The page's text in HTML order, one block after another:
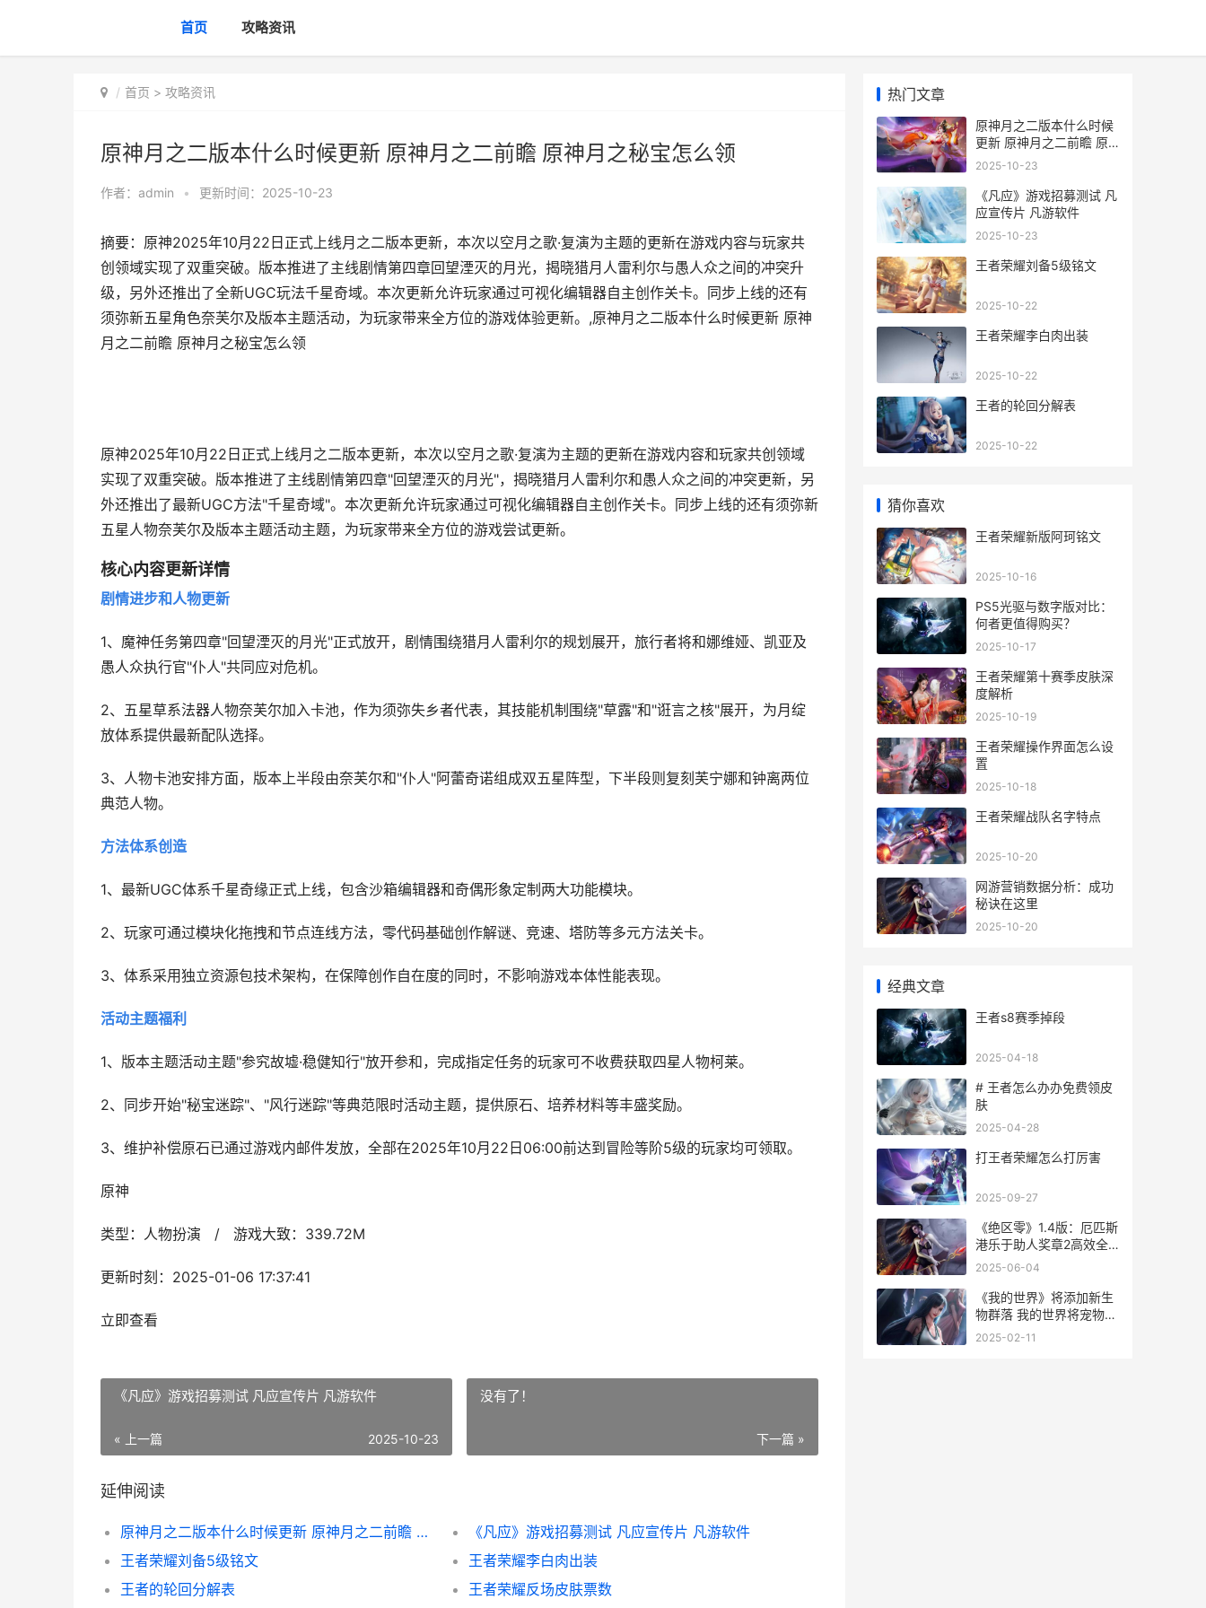
首页 攻略资讯
首页 > 攻略资讯
原神月之二版本什么时候更新 原神月之二前瞻 原神月之秘宝怎么领
作者： admin • 更新时间：2025-10-23
摘要：原神2025年10月22日正式上线月之二版本更新，本次以空月之歌·复演为主题的更新在游戏内容与玩家共
创领域实现了双重突破。版本推进了主线剧情第四章回望湮灭的月光，揭晓猎月人雷利尔与愚人众之间的冲突升
级，另外还推出了全新UGC玩法千星奇域。本次更新允许玩家通过可视化编辑器自主创作关卡。同步上线的还有
须弥新五星角色奈芙尔及版本主题活动，为玩家带来全方位的游戏体验更新。,原神月之二版本什么时候更新 原神
月之二前瞻 原神月之秘宝怎么领
原神2025年10月22日正式上线月之二版本更新，本次以空月之歌·复演为主题的更新在游戏内容和玩家共创领域
实现了双重突破。版本推进了主线剧情第四章"回望湮灭的月光"，揭晓猎月人雷利尔和愚人众之间的冲突更新，另
外还推出了最新UGC方法"千星奇域"。本次更新允许玩家通过可视化编辑器自主创作关卡。同步上线的还有须弥新
五星人物奈芙尔及版本主题活动主题，为玩家带来全方位的游戏尝试更新。
核心内容更新详情
剧情进步和人物更新
1、魔神任务第四章"回望湮灭的月光"正式放开，剧情围绕猎月人雷利尔的规划展开，旅行者将和娜维娅、凯亚及
愚人众执行官"仆人"共同应对危机。
2、五星草系法器人物奈芙尔加入卡池，作为须弥失乡者代表，其技能机制围绕"草露"和"诳言之核"展开，为月绽
放体系提供最新配队选择。
3、人物卡池安排方面，版本上半段由奈芙尔和"仆人"阿蕾奇诺组成双五星阵型，下半段则复刻芙宁娜和钟离两位
典范人物。
方法体系创造
1、最新UGC体系千星奇缘正式上线，包含沙箱编辑器和奇偶形象定制两大功能模块。
2、玩家可通过模块化拖拽和节点连线方法，零代码基础创作解谜、竞速、塔防等多元方法关卡。
3、体系采用独立资源包技术架构，在保障创作自在度的同时，不影响游戏本体性能表现。
活动主题福利
1、版本主题活动主题"参究故墟·稳健知行"放开参和，完成指定任务的玩家可不收费获取四星人物柯莱。
2、同步开始"秘宝迷踪"、"风行迷踪"等典范限时活动主题，提供原石、培养材料等丰盛奖励。
3、维护补偿原石已通过游戏内邮件发放，全部在2025年10月22日06:00前达到冒险等阶5级的玩家均可领取。
原神
类型：人物扮演 / 游戏大致：339.72M
更新时刻：2025-01-06 17:37:41
立即查看
《凡应》游戏招募测试 凡应宣传片 凡游软件
« 上一篇 2025-10-23
没有了！
下一篇 »
延伸阅读
原神月之二版本什么时候更新 原神月之二前瞻 原神月之秘宝怎么领
《凡应》游戏招募测试 凡应宣传片 凡游软件
王者荣耀刘备5级铭文
王者荣耀李白肉出装
王者的轮回分解表
王者荣耀反场皮肤票数
热门文章
原神月之二版本什么时候
更新 原神月之二前瞻 原
神月之秘宝怎么领
2025-10-23
《凡应》游戏招募测试 凡
应宣传片 凡游软件
2025-10-23
王者荣耀刘备5级铭文
2025-10-22
王者荣耀李白肉出装
2025-10-22
王者的轮回分解表
2025-10-22
猜你喜欢
王者荣耀新版阿珂铭文
2025-10-16
PS5光驱与数字版对比：
何者更值得购买？
2025-10-17
王者荣耀第十赛季皮肤深
度解析
2025-10-19
王者荣耀操作界面怎么设
置
2025-10-18
王者荣耀战队名字特点
2025-10-20
网游营销数据分析：成功
秘诀在这里
2025-10-20
经典文章
王者s8赛季掉段
2025-04-18
# 王者怎么办办免费领皮
肤
2025-04-28
打王者荣耀怎么打厉害
2025-09-27
《绝区零》1.4版：厄匹斯
港乐于助人奖章2高效全
收集策略 《绝区零》1.4
2025-06-04
《我的世界》将添加新生
物群落 我的世界将宠物传
送到自己身边
2025-02-11